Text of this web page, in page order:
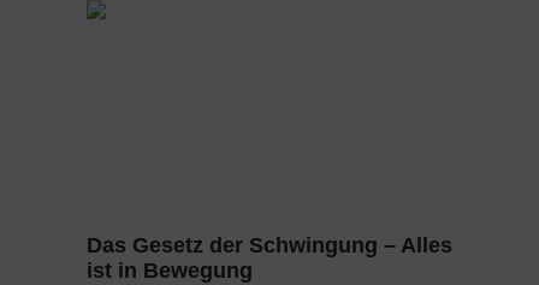
Das Gesetz der Schwingung – Alles
ist in Bewegung